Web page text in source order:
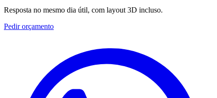
Resposta no mesmo dia útil, com layout 3D incluso.
Pedir orçamento